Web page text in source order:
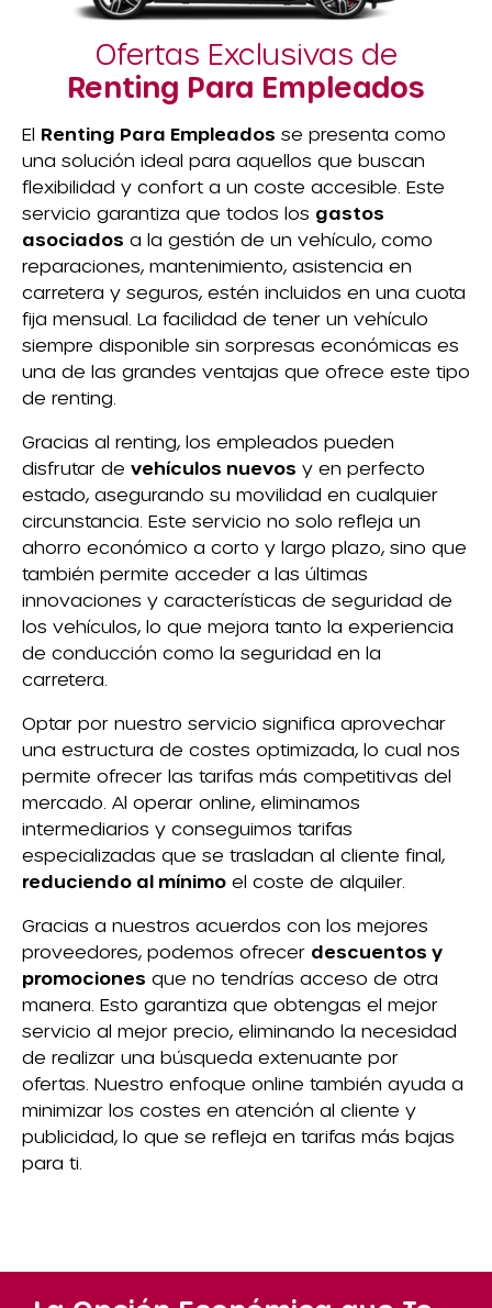
Ofertas Exclusivas de
Renting Para Empleados
El Renting Para Empleados se presenta como
una solución ideal para aquellos que buscan
flexibilidad y confort a un coste accesible. Este
servicio garantiza que todos los gastos
asociados a la gestión de un vehículo, como
reparaciones, mantenimiento, asistencia en
carretera y seguros, estén incluidos en una cuota
fija mensual. La facilidad de tener un vehículo
siempre disponible sin sorpresas económicas es
una de las grandes ventajas que ofrece este tipo
de renting.
Gracias al renting, los empleados pueden
disfrutar de vehículos nuevos y en perfecto
estado, asegurando su movilidad en cualquier
circunstancia. Este servicio no solo refleja un
ahorro económico a corto y largo plazo, sino que
también permite acceder a las últimas
innovaciones y características de seguridad de
los vehículos, lo que mejora tanto la experiencia
de conducción como la seguridad en la
carretera.
Optar por nuestro servicio significa aprovechar
una estructura de costes optimizada, lo cual nos
permite ofrecer las tarifas más competitivas del
mercado. Al operar online, eliminamos
intermediarios y conseguimos tarifas
especializadas que se trasladan al cliente final,
reduciendo al mínimo el coste de alquiler.
Gracias a nuestros acuerdos con los mejores
proveedores, podemos ofrecer descuentos y
promociones que no tendrías acceso de otra
manera. Esto garantiza que obtengas el mejor
servicio al mejor precio, eliminando la necesidad
de realizar una búsqueda extenuante por
ofertas. Nuestro enfoque online también ayuda a
minimizar los costes en atención al cliente y
publicidad, lo que se refleja en tarifas más bajas
para ti.